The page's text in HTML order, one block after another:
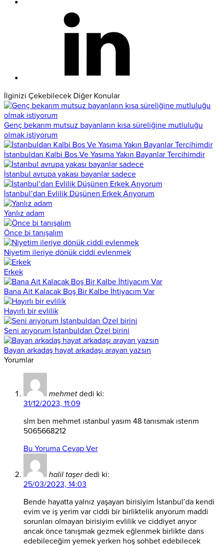
İlginizi Çekebilecek Diğer Konular
Genç bekarım mutsuz bayanların kısa süreliğine mutluluğu
olmak istiyorum
İstanbuldan Kalbi Bos Ve Yasıma Yakın Bayanlar Tercihimdir
İstanbul avrupa yakası bayanlar sadece
İstanbul’dan Evlilik Düşünen Erkek Arıyorum
Yanlız adam
Önce bi tanışalım
Niyetim ileriye dönük ciddi evlenmek
Erkek
Bana Ait Kalacak Boş Bir Kalbe İhtiyacım Var
Hayırlı bir evlilik
Seni arıyorum İstanbuldan Özel birini
Bayan arkadaş hayat arkadaşı arayan yazsın
Yorumlar
mehmet dedi ki:
31/12/2023, 11:09
slm ben mehmet ıstanbul yasım 48 tanısmak ısterım
5065668212
Bu Yoruma Cevap Ver
halil taşer dedi ki:
25/03/2023, 14:03
Bende hayatta yalnız yaşayan birisiyim İstanbul’da kendi
evim ve iş yerim var ciddi bir birliktelik arıyorum maddi
sorunları olmayan birisiyim evlilik ve ciddiyet arıyor
ancak önce tanışmak gezmek eğlenmek birlikte dans
edebileceğim yemek yerken hoş sohbet edebilecek